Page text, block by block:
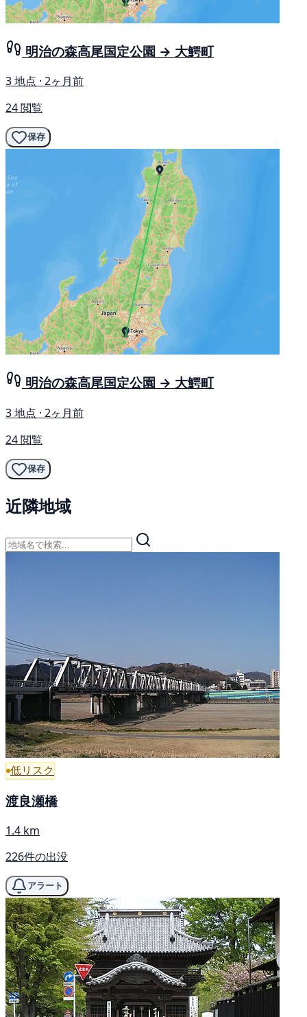
明治の森高尾国定公園 → 大鰐町
3 地点 · 2ヶ月前
24 閲覧
保存
明治の森高尾国定公園 → 大鰐町
3 地点 · 2ヶ月前
24 閲覧
保存
近隣地域
低リスク
渡良瀬橋
1.4 km
226件の出没
アラート